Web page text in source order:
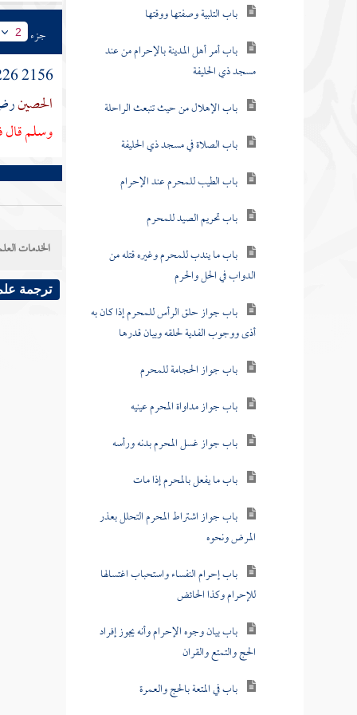
باب التلبية وصفتها ووقتها
باب أمر أهل المدينة بالإحرام من عند
مسجد ذي الحليفة
باب الإهلال من حيث تنبعث الراحلة
باب الصلاة في مسجد ذي الحليفة
باب الطيب للمحرم عند الإحرام
باب تحريم الصيد للمحرم
باب ما يندب للمحرم وغيره قتله من
الدواب في الحل والحرم
باب جواز حلق الرأس للمحرم إذا كان به
أذى ووجوب الفدية لحلقه وبيان قدرها
باب جواز الحجامة للمحرم
باب جواز مداواة المحرم عينيه
باب جواز غسل المحرم بدنه ورأسه
باب ما يفعل بالمحرم إذا مات
باب جواز اشتراط المحرم التحلل بعذر
المرض ونحوه
باب إحرام النفساء واستحباب اغتسالها
للإحرام وكذا الحائض
باب بيان وجوه الإحرام وأنه يجوز إفراد
الحج والتمتع والقران
باب في المتعة بالحج والعمرة
جزء 2
2156 1226 وحدثنا
الحصين
وسلم قال
الخدمات
ترجمة